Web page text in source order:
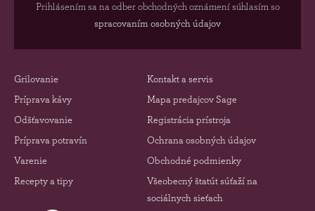
Prihlásením sa na odber obchodných oznámení súhlasím so
spracovaním osobných údajov
Grilovanie
Príprava kávy
Odšťavovanie
Príprava potravín
Varenie
Recepty a tipy
Kontakt a servis
Mapa predajcov Sage
Registrácia prístroja
Ochrana osobných údajov
Obchodné podmienky
Všeobecný štatút súťaží na
sociálnych sieťach